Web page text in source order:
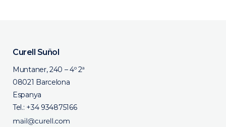
Curell Suñol
Muntaner, 240 – 4º 2ª
08021 Barcelona
Espanya
Tel.: +34 934875166